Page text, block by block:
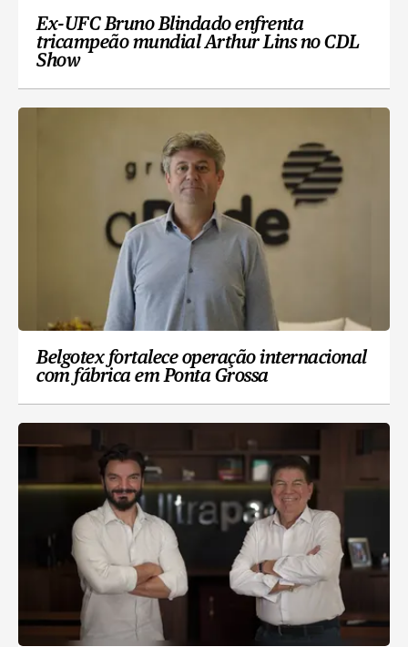
Ex-UFC Bruno Blindado enfrenta
tricampeão mundial Arthur Lins no CDL
Show
Belgotex fortalece operação internacional
com fábrica em Ponta Grossa